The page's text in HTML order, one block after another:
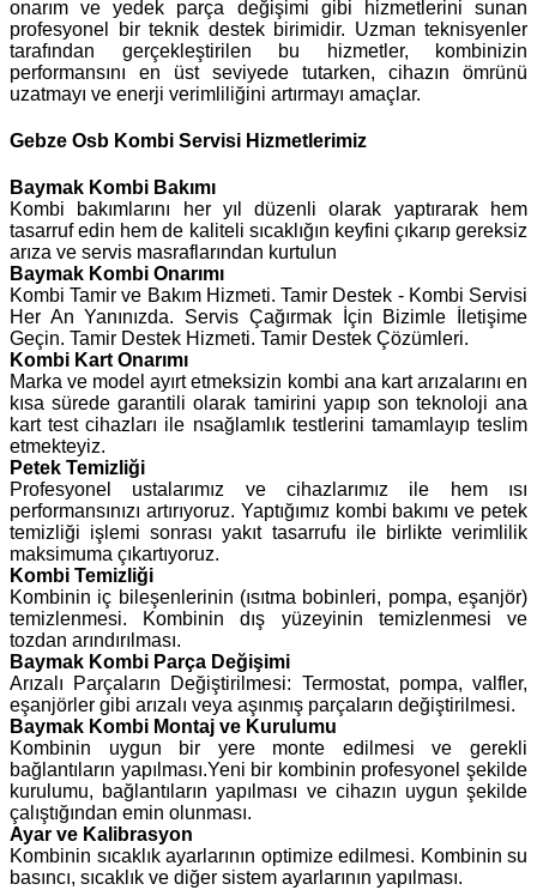
onarım ve yedek parça değişimi gibi hizmetlerini sunan
profesyonel bir teknik destek birimidir. Uzman teknisyenler
tarafından gerçekleştirilen bu hizmetler, kombinizin
performansını en üst seviyede tutarken, cihazın ömrünü
uzatmayı ve enerji verimliliğini artırmayı amaçlar.
Gebze Osb Kombi Servisi Hizmetlerimiz
Baymak Kombi Bakımı
Kombi bakımlarını her yıl düzenli olarak yaptırarak hem
tasarruf edin hem de kaliteli sıcaklığın keyfini çıkarıp gereksiz
arıza ve servis masraflarından kurtulun
Baymak Kombi Onarımı
Kombi Tamir ve Bakım Hizmeti. Tamir Destek - Kombi Servisi
Her An Yanınızda. Servis Çağırmak İçin Bizimle İletişime
Geçin. Tamir Destek Hizmeti. Tamir Destek Çözümleri.
Kombi Kart Onarımı
Marka ve model ayırt etmeksizin kombi ana kart arızalarını en
kısa sürede garantili olarak tamirini yapıp son teknoloji ana
kart test cihazları ile nsağlamlık testlerini tamamlayıp teslim
etmekteyiz.
Petek Temizliği
Profesyonel ustalarımız ve cihazlarımız ile hem ısı
performansınızı artırıyoruz. Yaptığımız kombi bakımı ve petek
temizliği işlemi sonrası yakıt tasarrufu ile birlikte verimlilik
maksimuma çıkartıyoruz.
Kombi Temizliği
Kombinin iç bileşenlerinin (ısıtma bobinleri, pompa, eşanjör)
temizlenmesi. Kombinin dış yüzeyinin temizlenmesi ve
tozdan arındırılması.
Baymak Kombi Parça Değişimi
Arızalı Parçaların Değiştirilmesi: Termostat, pompa, valfler,
eşanjörler gibi arızalı veya aşınmış parçaların değiştirilmesi.
Baymak Kombi Montaj ve Kurulumu
Kombinin uygun bir yere monte edilmesi ve gerekli
bağlantıların yapılması.Yeni bir kombinin profesyonel şekilde
kurulumu, bağlantıların yapılması ve cihazın uygun şekilde
çalıştığından emin olunması.
Ayar ve Kalibrasyon
Kombinin sıcaklık ayarlarının optimize edilmesi. Kombinin su
basıncı, sıcaklık ve diğer sistem ayarlarının yapılması.